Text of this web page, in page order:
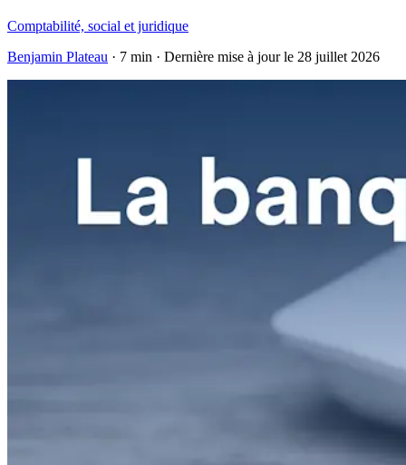
Comptabilité, social et juridique
Benjamin Plateau · 7 min · Dernière mise à jour le 28 juillet 2026